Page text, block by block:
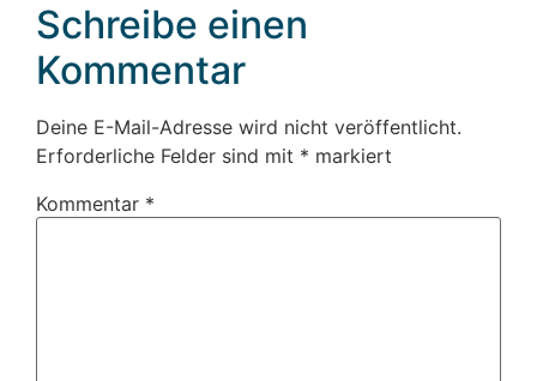
Schreibe einen
Kommentar
Deine E-Mail-Adresse wird nicht veröffentlicht.
Erforderliche Felder sind mit * markiert
Kommentar *